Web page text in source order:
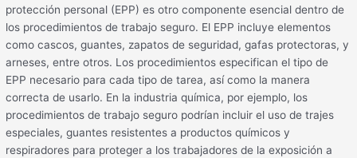
protección personal (EPP) es otro componente esencial dentro de
los procedimientos de trabajo seguro. El EPP incluye elementos
como cascos, guantes, zapatos de seguridad, gafas protectoras, y
arneses, entre otros. Los procedimientos especifican el tipo de
EPP necesario para cada tipo de tarea, así como la manera
correcta de usarlo. En la industria química, por ejemplo, los
procedimientos de trabajo seguro podrían incluir el uso de trajes
especiales, guantes resistentes a productos químicos y
respiradores para proteger a los trabajadores de la exposición a